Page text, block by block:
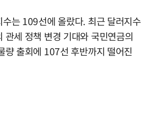
는 109선에 올랐다. 최근 달러지수
관세 정책 변경 기대와 국민연금의
량 출회에 107선 후반까지 떨어진